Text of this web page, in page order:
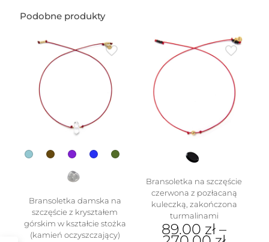
Podobne produkty
Bransoletka damska na
szczęście z kryształem
górskim w kształcie stożka
(kamień oczyszczający)
Bransoletka na szczęście
czerwona z pozłacaną
kuleczką, zakończona
turmalinami
89.00 zł –